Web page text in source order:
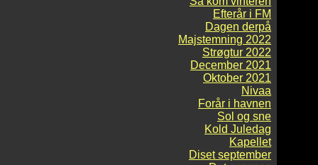
Efterår i FM
Dagen derpå
Majstemning 2022
Strøgtur 2022
December 2021
Oktober 2021
Nivaa
Forår i havnen
Sol og sne
Kold Juledag
Kapellet
Diset september